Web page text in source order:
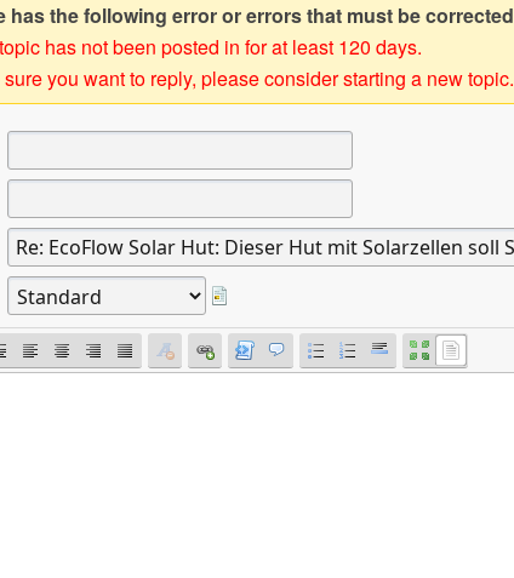
has the following error or errors that must be
has not been posted in for at least 120 days.
you want to reply, please consider starting a new topic.